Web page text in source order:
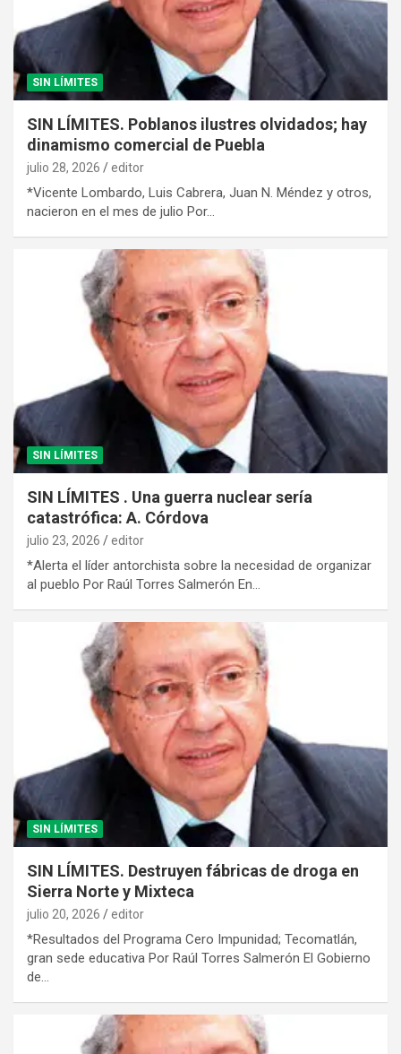
SIN LÍMITES
SIN LÍMITES. Poblanos ilustres olvidados; hay
dinamismo comercial de Puebla
julio 28, 2026 editor
*Vicente Lombardo, Luis Cabrera, Juan N. Méndez y otros,
nacieron en el mes de julio Por…
SIN LÍMITES
SIN LÍMITES . Una guerra nuclear sería
catastrófica: A. Córdova
julio 23, 2026 editor
*Alerta el líder antorchista sobre la necesidad de organizar
al pueblo Por Raúl Torres Salmerón En…
SIN LÍMITES
SIN LÍMITES. Destruyen fábricas de droga en
Sierra Norte y Mixteca
julio 20, 2026 editor
*Resultados del Programa Cero Impunidad; Tecomatlán,
gran sede educativa Por Raúl Torres Salmerón El Gobierno
de…